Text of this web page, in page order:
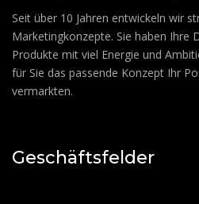
Seit über 10 Jahren entwickeln wir
Marketingkonzepte. Sie haben Ihre
Produkte mit viel Energie und
für Sie das passende Konzept Ihr
vermarkten.
Geschäftsfelder